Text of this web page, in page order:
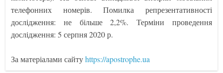
телефонних номерів. Помилка репрезентативності
дослідження: не більше 2,2%. Терміни проведення
дослідження: 5 серпня 2020 р.
За матеріалами сайтуhttps://apostrophe.ua